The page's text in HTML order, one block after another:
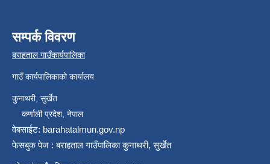
सम्पर्क विवरण
बराहताल गाउँकार्यपालिका
गाउँ कार्यपालिकाको कार्यालय
कुनाथरी, सुर्खेत
कर्णाली प्रदेश, नेपाल
वेबसाईट: barahatalmun.gov.np
फेसबुक पेज : बराहताल गाउँपालिका कुनाथरी, सुर्खेत